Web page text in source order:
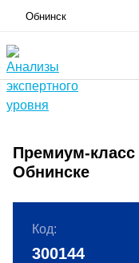
Обнинск
Премиум-
Обнинске
Код:
300144